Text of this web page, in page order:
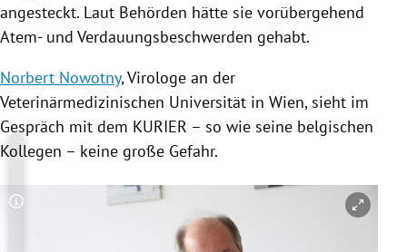
angesteckt. Laut Behörden hätte sie vorübergehend
Atem- und Verdauungsbeschwerden gehabt.
Norbert Nowotny, Virologe an der
Veterinärmedizinischen Universität in Wien, sieht im
Gespräch mit dem KURIER – so wie seine belgischen
Kollegen – keine große Gefahr.
Copyright-Hinweis öffnen/schließen